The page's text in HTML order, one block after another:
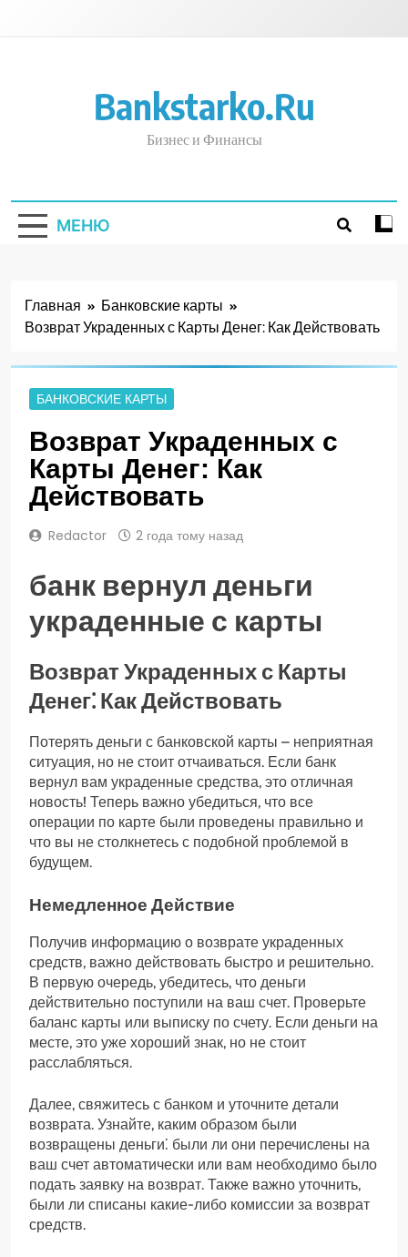
Bankstarko.ru
Бизнес и Финансы
МЕНЮ
Главная
Банковские карты
Возврат Украденных с Карты Денег: Как Действовать
БАНКОВСКИЕ КАРТЫ
Возврат Украденных с
Карты Денег: Как
Действовать
Redactor 2 года тому назад
банк вернул деньги
украденные с карты
Возврат Украденных с Карты
Денег⁚ Как Действовать
Потерять деньги с банковской карты – неприятная
ситуация, но не стоит отчаиваться. Если банк
вернул вам украденные средства, это отличная
новость! Теперь важно убедиться, что все
операции по карте были проведены правильно и
что вы не столкнетесь с подобной проблемой в
будущем.
Немедленное Действие
Получив информацию о возврате украденных
средств, важно действовать быстро и решительно.
В первую очередь, убедитесь, что деньги
действительно поступили на ваш счет. Проверьте
баланс карты или выписку по счету. Если деньги на
месте, это уже хороший знак, но не стоит
расслабляться.
Далее, свяжитесь с банком и уточните детали
возврата. Узнайте, каким образом были
возвращены деньги⁚ были ли они перечислены на
ваш счет автоматически или вам необходимо было
подать заявку на возврат. Также важно уточнить,
были ли списаны какие-либо комиссии за возврат
средств.